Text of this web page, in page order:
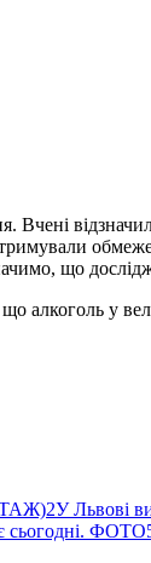
що
алкоголь у
2У Львові
сьогодні. ФОТО